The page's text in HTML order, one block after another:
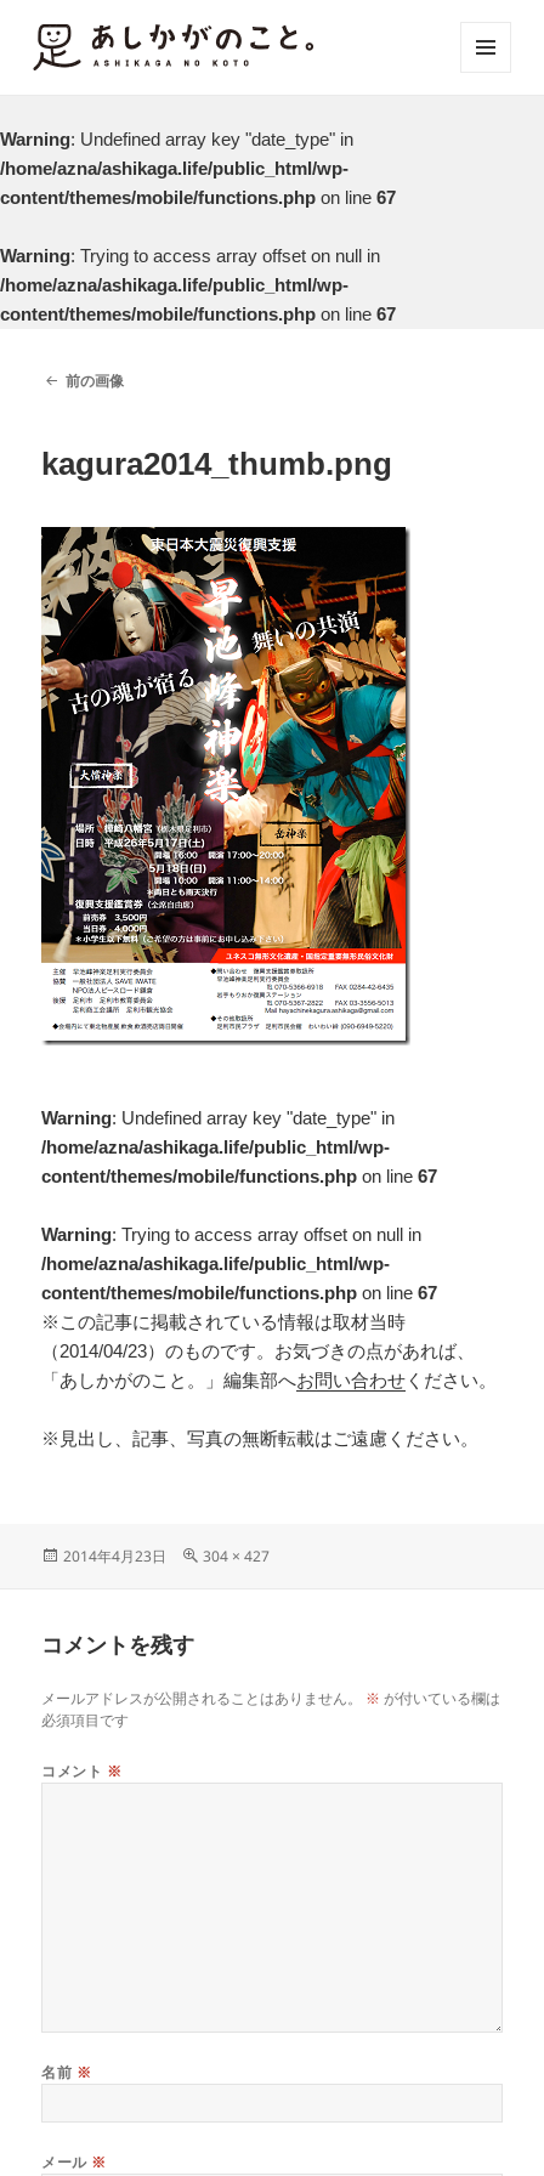
Warning: Undefined array key "date_type" in
/home/azna/ashikaga.life/public_html/wp-
content/themes/mobile/functions.php on line 67
Warning: Trying to access array offset on null in
/home/azna/ashikaga.life/public_html/wp-
content/themes/mobile/functions.php on line 67
前の画像
kagura2014_thumb.png
Warning: Undefined array key "date_type" in
/home/azna/ashikaga.life/public_html/wp-
content/themes/mobile/functions.php on line67
Warning: Trying to access array offset on null in
/home/azna/ashikaga.life/public_html/wp-
content/themes/mobile/functions.php on line67
※この記事に掲載されている情報は取材当時
（2014/04/23）のものです。お気づきの点があれば、
「あしかがのこと。」編集部へお問い合わせ ください。
※見出し、記事、写真の無断転載はご遠慮ください。
2014年4月23日 304 × 427
コメントを残す
メールアドレスが公開されることはありません。 ※ が付いている欄は
必須項目です
コメント ※
名前 ※
メール ※